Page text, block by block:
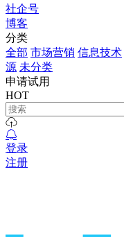
社企号
博客
分类
全部 市场营销 信息技术
源 未分类
申请试用
HOT
登录
注册